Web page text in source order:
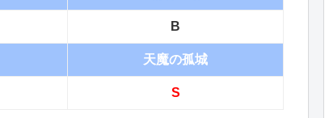
B
天魔の孤城
S